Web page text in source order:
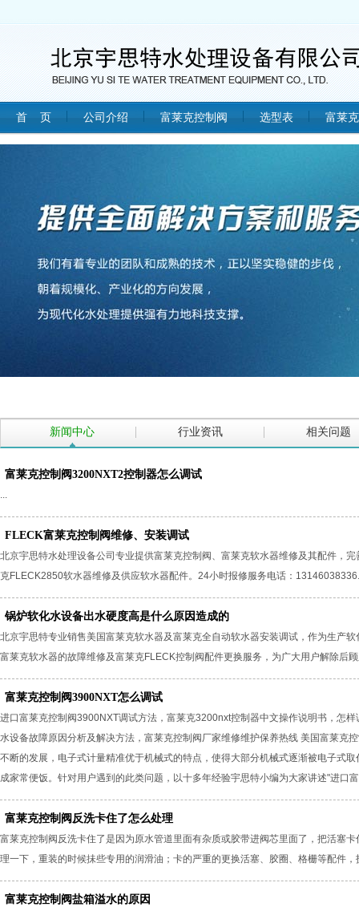
首 页 公司介绍 富莱克控制阀 选型表 富莱
新闻中心 行业资讯 相关问题
富莱克控制阀3200NXT2控制器怎么调试
...
FLECK富莱克控制阀维修、安装调试
北京宇思特水处理设备公司专业提供富莱克控制阀、富莱克软水器维修及其配件，
克FLECK2850软水器维修及供应软水器配件。24小时报修服务电话：
锅炉软化水设备出水硬度高是什么原因造成的
北京宇思特专业销售美国富莱克软水器及富莱克全自动软水器安装调试，作为生产
富莱克软水器的故障维修及富莱克FLECK控制阀配件更换服务，为广大用户解除后
富莱克控制阀3900NXT怎么调试
进口富莱克控制阀3900NXT调试方法，富莱克3200nxt控制器中文操作说明书，怎
水设备故障原因分析及解决方法，富莱克控制阀厂家维修维护保养热线 美国富莱克
不断的发展，电子式计量精准优于机械式的特点，使得大部分机械式逐渐被电子式
成家常便饭。针对用户遇到的此类问题，以十多年经验宇思特小编为大家讲述"进口
富莱克控制阀反洗卡住了怎么处理
富莱克控制阀反洗卡住了是因为原水管道里面有杂质或胶带进阀芯里面了，把活塞
理一下，重装的时候抺些专用的润滑油；卡的严重的更换活塞、胶圈、格栅等配件
富莱克控制阀盐箱溢水的原因